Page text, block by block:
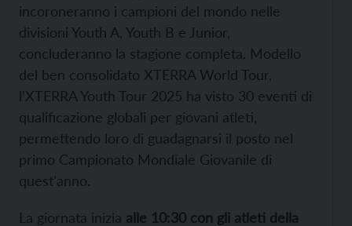
incoroneranno i campioni del mondo nelle
divisioni Youth A, Youth B e Junior,
concluderanno la stagione completa. Modello
del ben consolidato XTERRA World Tour,
l’XTERRA Youth Tour 2025 ha visto 30 eventi di
qualificazione globali per giovani atleti,
permettendo loro di guadagnarsi il posto nel
primo Campionato Mondiale Giovanile di
quest’anno.
La giornata inizia alle 10:30 con gli atleti della